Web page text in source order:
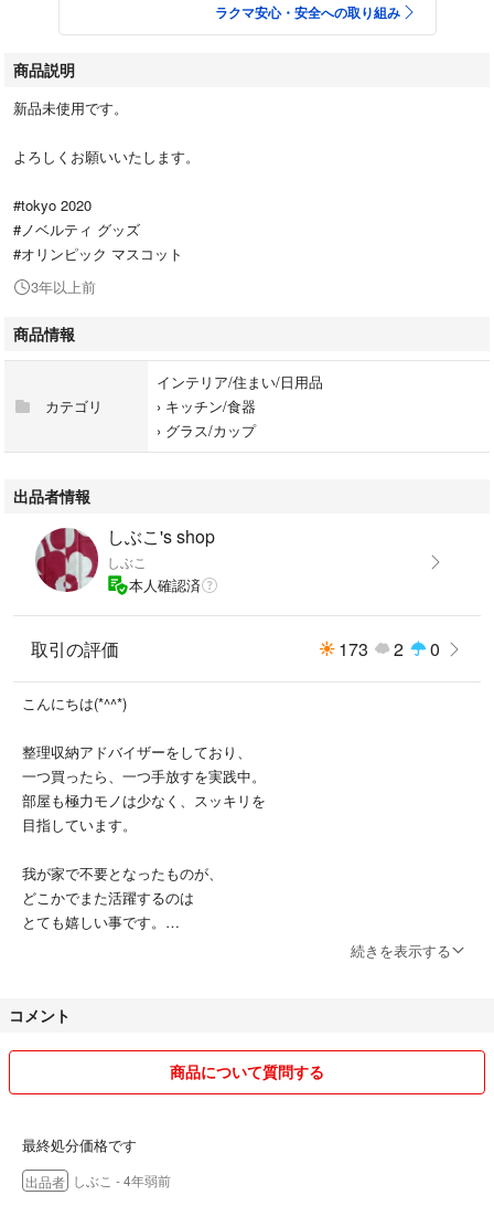
ラクマ安心・安全への取り組み
商品説明
新品未使用です。
よろしくお願いいたします。
#tokyo 2020
#ノベルティ グッズ
#オリンピック マスコット
3年以上前
商品情報
カテゴリ
インテリア/住まい/日用品
› キッチン/食器
› グラス/カップ
出品者情報
しぶこ's shop
しぶこ
本人確認済
取引の評価 173 2 0
こんにちは(*^^*)
整理収納アドバイザーをしており、
一つ買ったら、一つ手放すを実践中。
部屋も極力モノは少なく、スッキリを
目指しています。
我が家で不要となったものが、
どこかでまた活躍するのは
とても嬉しい事です。
こよなく愛しています☆
特にクッションカバーが大好きです。
殺風景になっても、
マリメッコのクッションカバーがあるだけで、部屋が華やかになりま
す。
続きを表示する
コメント
商品について質問する
最終処分価格です
出品者 しぶこ - 4年弱前